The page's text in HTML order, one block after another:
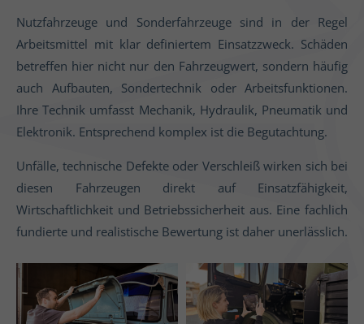
Nutzfahrzeuge und Sonderfahrzeuge sind in der Regel
Arbeitsmittel mit klar definiertem Einsatzzweck. Schäden
betreffen hier nicht nur den Fahrzeugwert, sondern häufig
auch Aufbauten, Sondertechnik oder Arbeitsfunktionen.
Ihre Technik umfasst Mechanik, Hydraulik, Pneumatik und
Elektronik. Entsprechend komplex ist die Begutachtung.
Unfälle, technische Defekte oder Verschleiß wirken sich bei
diesen Fahrzeugen direkt auf Einsatzfähigkeit,
Wirtschaftlichkeit und Betriebssicherheit aus. Eine fachlich
fundierte und realistische Bewertung ist daher unerlässlich.